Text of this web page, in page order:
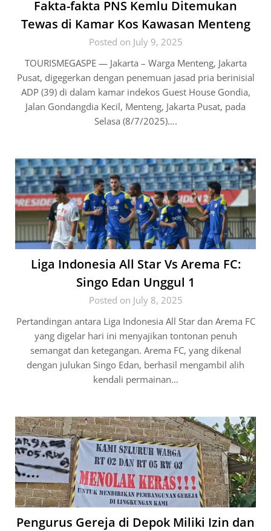
Fakta-fakta PNS Kemlu Ditemukan
Tewas di Kamar Kos Kawasan Menteng
Posted on July 9, 2025
TOURISMEGASPE — Jakarta – Warga Menteng, Jakarta
Pusat, digegerkan dengan penemuan jasad pria berinisial
ADP (39) di dalam kamar indekos Guest House Gondia,
Jalan Gondangdia Kecil, Menteng, Jakarta Pusat, pada
Selasa (8/7/2025)….
Liga Indonesia All Star Vs Arema FC:
Singo Edan Unggul 1
Posted on July 8, 2025
Pertandingan antara Liga Indonesia All Star dan Arema FC
yang digelar hari ini menyajikan tontonan penuh
semangat dan ketegangan. Arema FC, yang dikenal
dengan julukan Singo Edan, berhasil mengambil alih
kendali permainan…
Pengurus Gereja di Depok Miliki Izin dan